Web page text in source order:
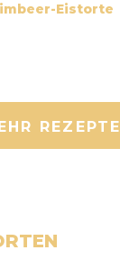
Eistorte
REZEPTE